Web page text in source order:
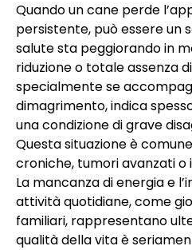
Quando un cane perde
persistente, può essere un
salute sta peggiorando in
riduzione o totale assenza
specialmente se
dimagrimento, indica
una condizione di grave
Questa situazione è
croniche, tumori avanzati o
La mancanza di energia e
attività quotidiane, come
familiari, rappresentano
qualità della vita è